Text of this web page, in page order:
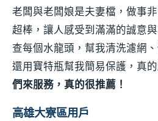
老闆與老闆娘是夫妻檔，做事
超棒，讓人感受到滿滿的誠意
查每個水龍頭，幫我清洗濾網
還用寶特瓶幫我簡易保護，真的
們來服務，真的很推薦！
高雄大寮區用戶